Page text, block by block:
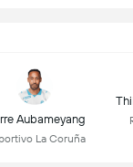
Aubameyang
La Coruña